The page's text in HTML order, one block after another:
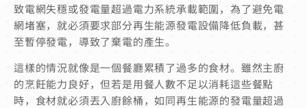
致電網失穩或發電量超過電力系統承載範圍，為了避免電
網堵塞，就必須要求部分再生能源發電設備降低負載，甚
至暫停發電，導致了棄電的產生。
這樣的情況就像是一個餐廳累積了過多的食材。雖然主廚
的烹飪能力良好，但若是用餐人數不足以消耗這些餐點
時，食材就必須丟入廚餘桶，如同再生能源的發電量超過